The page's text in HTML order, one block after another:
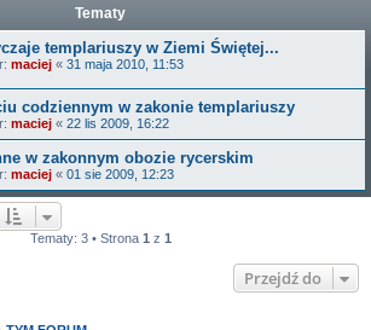
Tematy
templariuszy w Ziemi Świętej...
maciej « 31 maja 2010, 11:53
codziennym w zakonie templariuszy
maciej « 22 lis 2009, 16:22
w zakonnym obozie rycerskim
maciej « 01 sie 2009, 12:23
Tematy: 3 • Strona 1 z 1
Przejdź do